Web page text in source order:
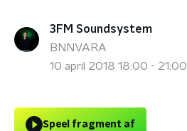
3FM Soundsystem
BNNVARA
10 april 2018 18:00 - 21:00
Speel fragment af